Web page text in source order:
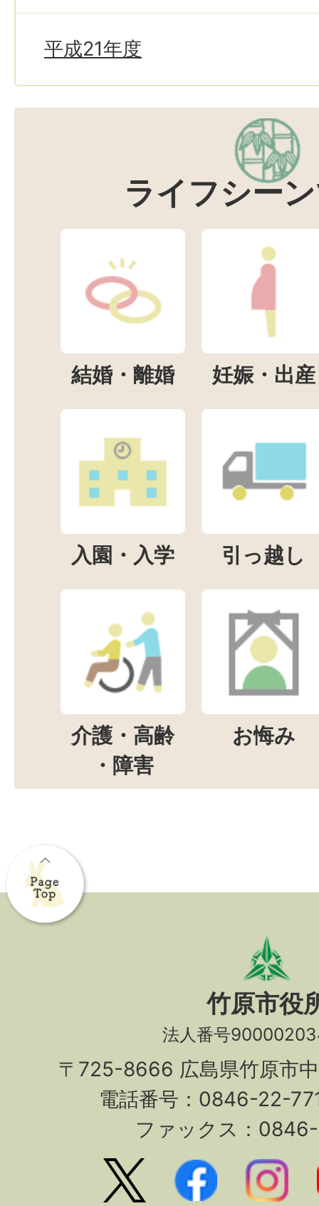
平成21年度
ライフシー
結婚・離婚 妊娠・出産
入園・入学 引っ越し
介護・高齢
・障害
お悔み
竹原市役
法人番号
〒725-8666 広島県竹原市
電話番号：0846-22-
ファックス：